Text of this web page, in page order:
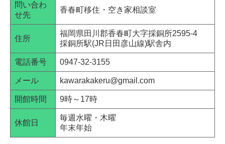
問い合わ
せ先
香春町移住・空き家相談室
住所
福岡県田川郡香春町大字採銅所2595-4
採銅所駅(JR日田彦山線)駅舎内
電話番号 0947-32-3155
メール kawarakakeru@gmail.com
開館時間 9時～17時
休館日
毎週水曜・木曜
年末年始